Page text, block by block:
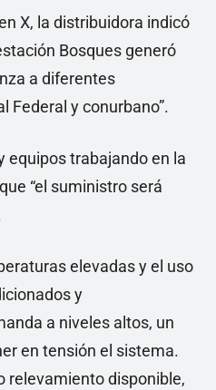
X, la distribuidora indicó
Bosques generó
a diferentes
Federal y conurbano”.
equipos trabajando en la
“el suministro será
elevadas y el uso
y
a niveles altos, un
en tensión el sistema.
relevamiento disponible,